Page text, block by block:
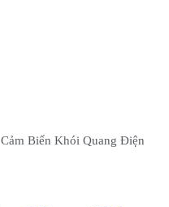
Cảm Biến Khói Quang Điện